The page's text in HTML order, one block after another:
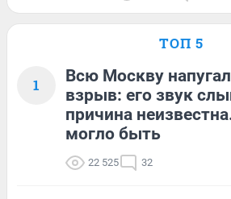
ТОП 5
1
Всю Москву
взрыв: его звук
причина
могло быть
22 525 32